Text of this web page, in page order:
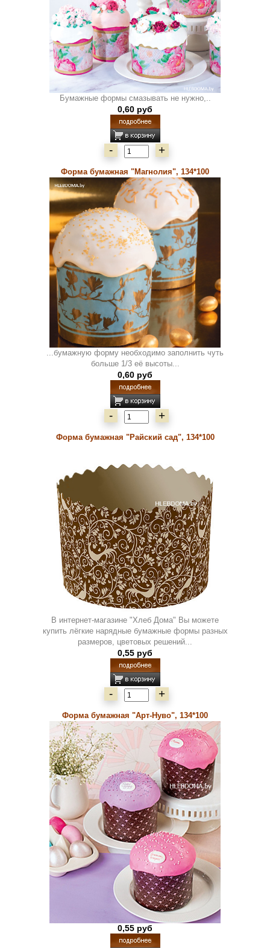
Бумажные формы смазывать не нужно,..
0,60 руб
- +
Форма бумажная "Магнолия", 134*100
...бумажную форму необходимо заполнить чуть
больше 1/3 её высоты...
0,60 руб
- +
Форма бумажная "Райский сад", 134*100
В интернет-магазине "Хлеб Дома" Вы можете
купить лёгкие нарядные бумажные формы разных
размеров, цветовых решений...
0,55 руб
- +
Форма бумажная "Арт-Нуво", 134*100
0,55 руб